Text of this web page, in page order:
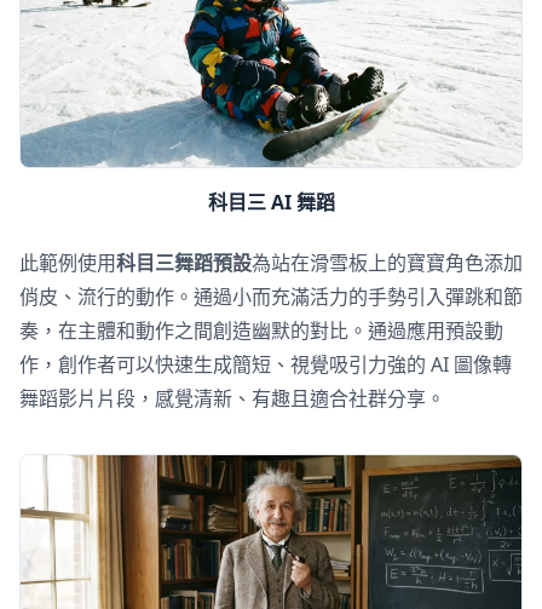
科目三 AI 舞蹈
此範例使用科目三舞蹈預設為站在滑雪板上的寶寶角色添加
俏皮、流行的動作。通過小而充滿活力的手勢引入彈跳和節
奏，在主體和動作之間創造幽默的對比。通過應用預設動
作，創作者可以快速生成簡短、視覺吸引力強的 AI 圖像轉
舞蹈影片片段，感覺清新、有趣且適合社群分享。